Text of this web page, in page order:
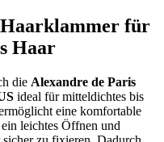
für
Haar
die Alexandre de Paris
ideal für mitteldichtes bis
eine komfortable
leichtes Öffnen und